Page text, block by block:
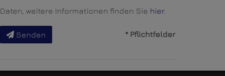
Daten, weitere Informationen finden Sie hier.
Senden * Pflichtfelder